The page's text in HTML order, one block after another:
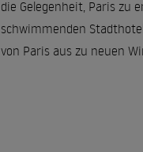
die Gelegenheit, Paris zu
schwimmenden
von Paris aus zu neuen